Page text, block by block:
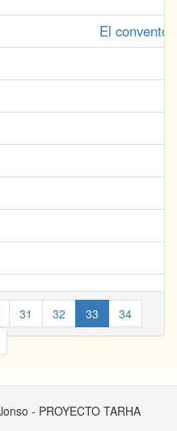
El convento
31 32 33
34
- PROYECTO TARHA